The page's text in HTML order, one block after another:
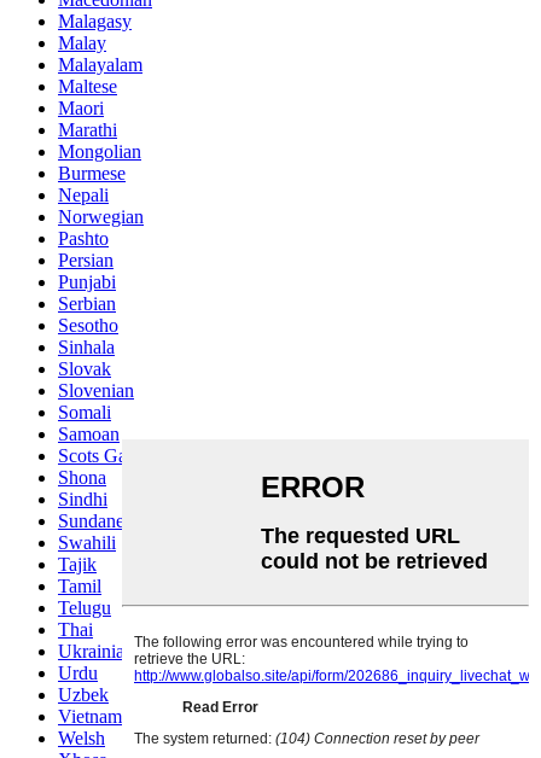
Malagasy
Malay
Malayalam
Maltese
Maori
Marathi
Mongolian
Burmese
Nepali
Norwegian
Pashto
Persian
Punjabi
Serbian
Sesotho
Sinhala
Slovak
Slovenian
Somali
Samoan
Scots Gaelic
Shona
Sindhi
Sundanese
Swahili
Tajik
Tamil
Telugu
Thai
Ukrainian
Urdu
Uzbek
Vietnamese
Welsh